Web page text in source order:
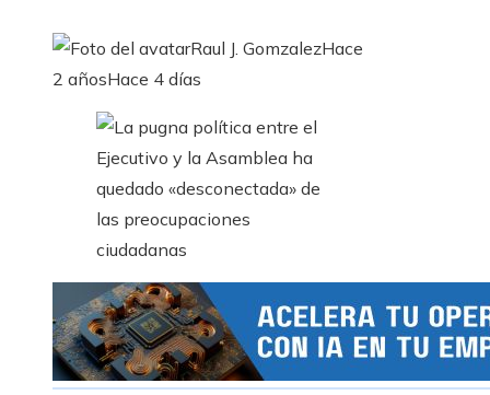
Raul J. GomzalezHace
2 añosHace 4 días